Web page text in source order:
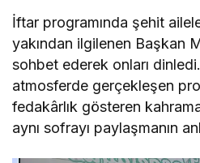
İftar programında şehit
yakından ilgilenen Başkan
sohbet ederek onları
atmosferde gerçekleşen
fedakârlık gösteren
aynı sofrayı paylaşmanın